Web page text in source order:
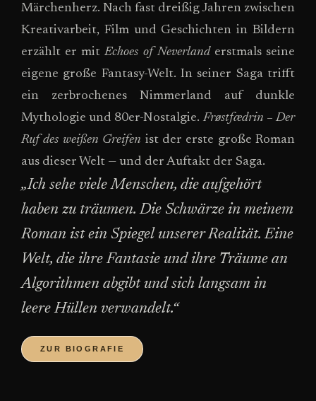
Märchenherz. Nach fast dreißig Jahren zwischen
Kreativarbeit, Film und Geschichten in Bildern
erzählt er mitEchoes of Neverlanderstmals seine
eigene große Fantasy-Welt. In seiner Saga trifft
ein zerbrochenes Nimmerland auf dunkle
Mythologie und 80er-Nostalgie. Frøstfædrin – Der
Ruf des weißen Greifen ist der erste große Roman
aus dieser Welt — und der Auftakt der Saga.
„Ich sehe viele Menschen, die aufgehört
haben zu träumen. Die Schwärze in meinem
Roman ist ein Spiegel unserer Realität. Eine
Welt, die ihre Fantasie und ihre Träume an
Algorithmen abgibt und sich langsam in
leere Hüllen verwandelt.“
ZUR BIOGRAFIE